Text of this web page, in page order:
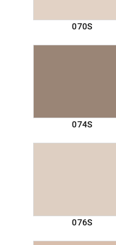
070S
074S
076S